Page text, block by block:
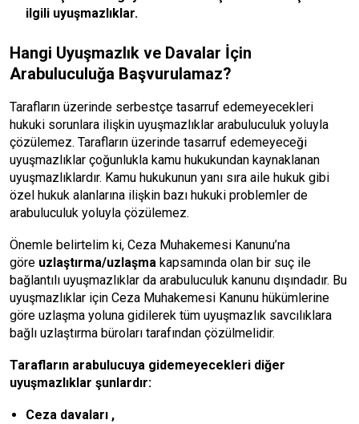
ilgili uyuşmazlıklar.
Hangi Uyuşmazlık ve Davalar İçin
Arabuluculuğa Başvurulamaz?
Tarafların üzerinde serbestçe tasarruf edemeyecekleri
hukuki sorunlara ilişkin uyuşmazlıklar arabuluculuk yoluyla
çözülemez. Tarafların üzerinde tasarruf edemeyeceği
uyuşmazlıklar çoğunlukla kamu hukukundan kaynaklanan
uyuşmazlıklardır. Kamu hukukunun yanı sıra aile hukuk gibi
özel hukuk alanlarına ilişkin bazı hukuki problemler de
arabuluculuk yoluyla çözülemez.
Önemle belirtelim ki, Ceza Muhakemesi Kanunu’na
göre uzlaştırma/uzlaşma kapsamında olan bir suç ile
bağlantılı uyuşmazlıklar da arabuluculuk kanunu dışındadır. Bu
uyuşmazlıklar için Ceza Muhakemesi Kanunu hükümlerine
göre uzlaşma yoluna gidilerek tüm uyuşmazlık savcılıklara
bağlı uzlaştırma büroları tarafından çözülmelidir.
Tarafların arabulucuya gidemeyecekleri diğer
uyuşmazlıklar şunlardır:
Ceza davaları ,